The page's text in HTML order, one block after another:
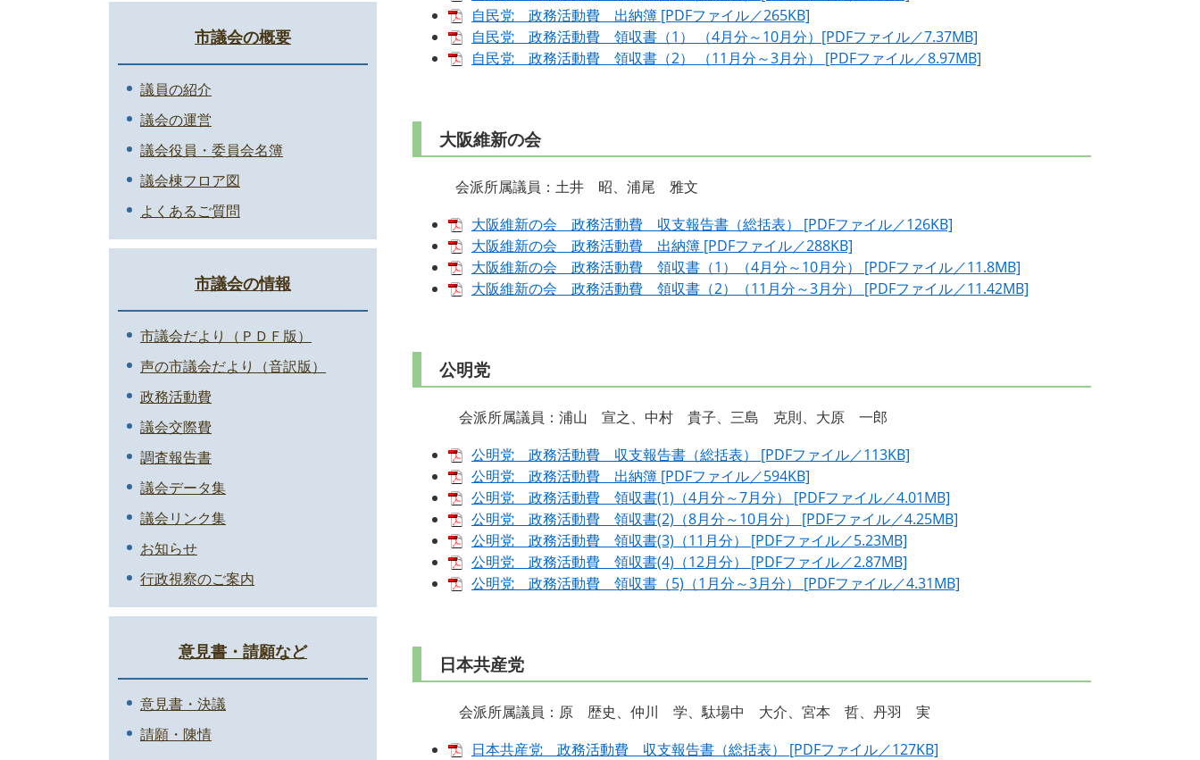
自民党 政務活動費 出納簿 [PDFファイル／265KB]
自民党 政務活動費 領収書（1） （4月分～10月分）[PDFファイル／7.37MB]
自民党 政務活動費 領収書（2） （11月分～3月分） [PDFファイル／8.97MB]
大阪維新の会
会派所属議員：土井 昭、浦尾 雅文
大阪維新の会 政務活動費 収支報告書（総括表） [PDFファイル／126KB]
大阪維新の会 政務活動費 出納簿 [PDFファイル／288KB]
大阪維新の会 政務活動費 領収書（1）（4月分～10月分） [PDFファイル／11.8MB]
大阪維新の会 政務活動費 領収書（2）（11月分～3月分） [PDFファイル／11.42MB]
公明党
会派所属議員：浦山 宣之、中村 貴子、三島 克則、大原 一郎
公明党 政務活動費 収支報告書（総括表） [PDFファイル／113KB]
公明党 政務活動費 出納簿 [PDFファイル／594KB]
公明党 政務活動費 領収書(1)（4月分～7月分） [PDFファイル／4.01MB]
公明党 政務活動費 領収書(2)（8月分～10月分） [PDFファイル／4.25MB]
公明党 政務活動費 領収書(3)（11月分） [PDFファイル／5.23MB]
公明党 政務活動費 領収書(4)（12月分） [PDFファイル／2.87MB]
公明党 政務活動費 領収書（5)（1月分～3月分） [PDFファイル／4.31MB]
日本共産党
会派所属議員：原 歴史、仲川 学、駄場中 大介、宮本 哲、丹羽 実
日本共産党 政務活動費 収支報告書（総括表） [PDFファイル／127KB]
市議会の概要
議員の紹介
議会の運営
議会役員・委員会名簿
議会棟フロア図
よくあるご質問
市議会の情報
市議会だより（ＰＤＦ版）
声の市議会だより（音訳版）
政務活動費
議会交際費
調査報告書
議会データ集
議会リンク集
お知らせ
行政視察のご案内
意見書・請願など
意見書・決議
請願・陳情